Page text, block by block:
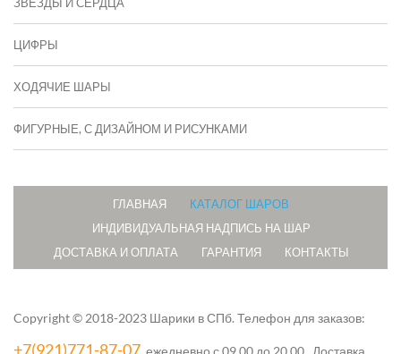
ЗВЕЗДЫ И СЕРДЦА
ЦИФРЫ
ХОДЯЧИЕ ШАРЫ
ФИГУРНЫЕ, С ДИЗАЙНОМ И РИСУНКАМИ
ГЛАВНАЯ
КАТАЛОГ ШАРОВ
ИНДИВИДУАЛЬНАЯ НАДПИСЬ НА ШАР
ДОСТАВКА И ОПЛАТА
ГАРАНТИЯ КОНТАКТЫ
Copyright © 2018-2023 Шарики в СПб.Телефон для заказов:
+7(921)771-87-07